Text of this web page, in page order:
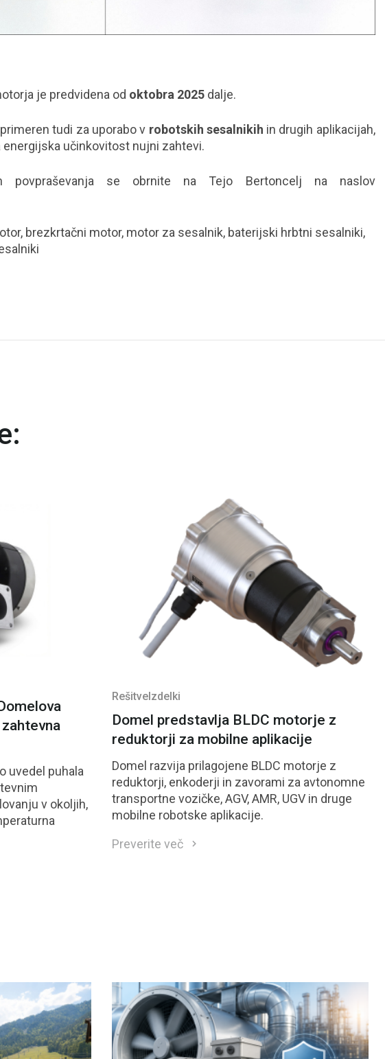
je predvidena od oktobra 2025 dalje.
tudi za uporabo v robotskih sesalnikih in drugih aplikacijah,
učinkovitost nujni zahtevi.
povpraševanja se obrnite na Tejo Bertoncelj na naslov
brezkrtačni motor, motor za sesalnik, baterijski hrbtni sesalniki,
uvedel puhala
v okoljih,
RešitveIzdelki
Domel predstavlja BLDC motorje z
reduktorji za mobilne aplikacije
Domel razvija prilagojene BLDC motorje z
reduktorji, enkoderji in zavorami za avtonomne
transportne vozičke, AGV, AMR, UGV in druge
mobilne robotske aplikacije.
Preverite več